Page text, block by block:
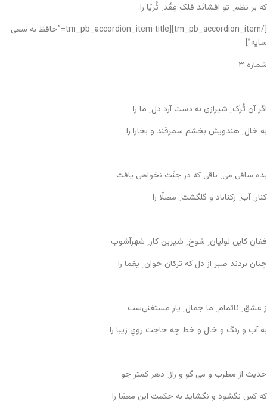
که بر نظم ِ تو افشانَد فلک عِقْد ِ ثُریّا را.
[/tm_pb_accordion_item][tm_pb_accordion_item title=”حافظ به سعی
سایه”]
شماره ۳
اگر آن تُرک ِ شیرازی به دست آرد دل ِ ما را
به خال ِ هندویش بخشم سمرقند و بخارا را
بده ساقی می ِ باقی که در جنّت نخواهی یافت
کنار ِ آب ِ رکناباد و گلگشت ِ مصلّا را
فغان کاین لولیان ِ شوخ ِ شیرین کار ِ شهرآشوب
چنان بردند صبر از دل که ترکان خوان ِ یغما را
زِ عشق ِ ناتمام ِ ما جمال ِ یار مستغنی‌ست
به آب و رنگ و خال و خط چه حاجت رویِ زیبا را
حدیث از مطرب و می گو و راز ِ دهر کمتر جو
که کس نگشود و نگشاید به حکمت این معمّا را